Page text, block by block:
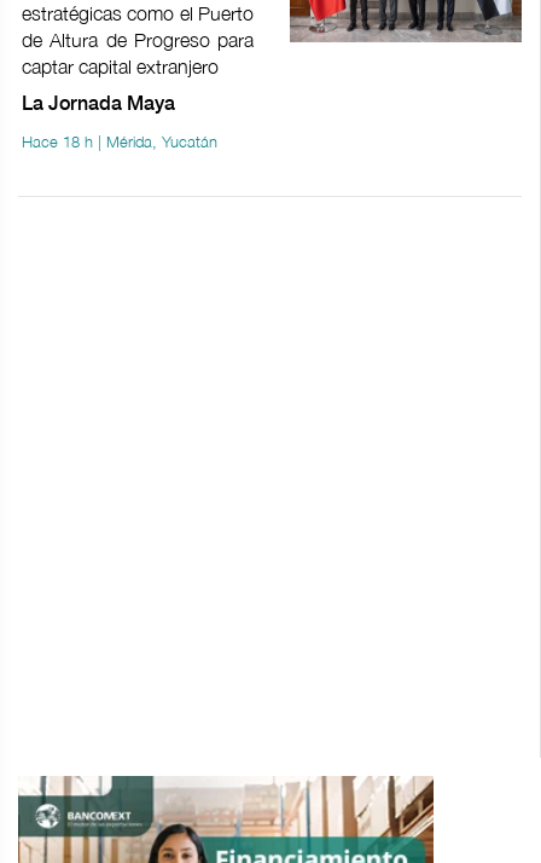
estratégicas como el Puerto
de Altura de Progreso para
captar capital extranjero
La Jornada Maya
Hace 18 h | Mérida, Yucatán